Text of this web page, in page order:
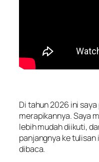
Di tahun 2026 ini
merapikannya. Saya
lebih mudah diikuti,
panjangnya ke tulisan
dibaca.